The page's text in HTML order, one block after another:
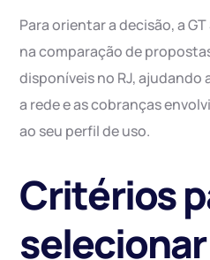
Para orientar a decisão, a
na comparação de
disponíveis no RJ,
a rede e as cobranças
ao seu perfil de uso.
Critérios